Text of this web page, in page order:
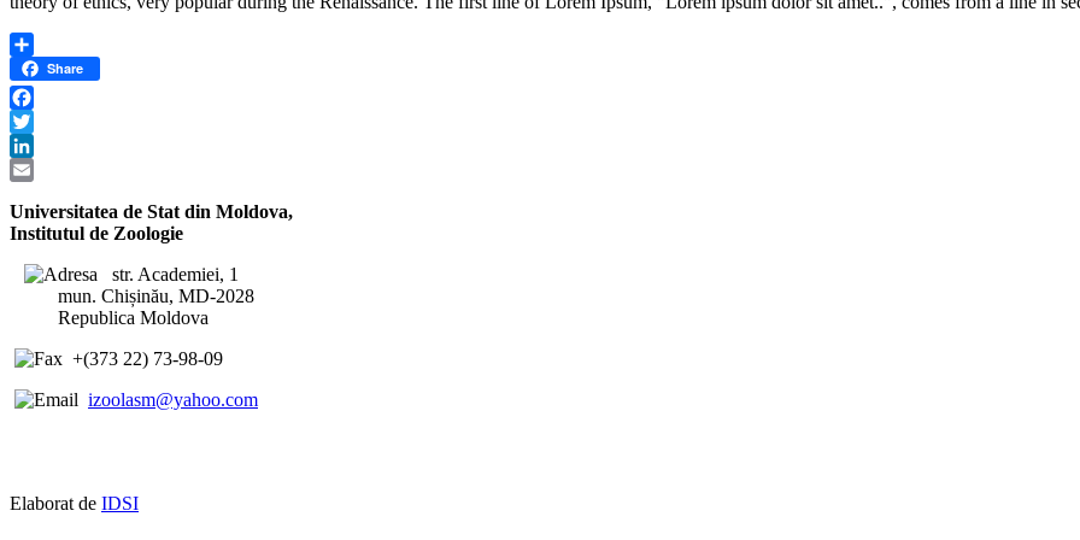
ShareShare
Facebook
Twitter
LinkedIn
Universitatea de Stat din Moldova,
Institutul de Zoologie
str. Academiei, 1
mun. Chișinău, MD-2028
Republica Moldova
+(373 22) 73-98-09
izoolasm@yahoo.com
Elaborat de IDSI